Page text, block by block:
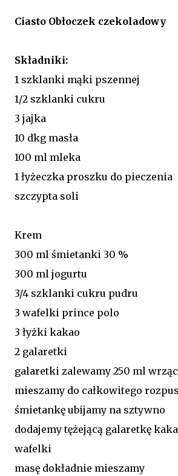
Ciasto Obłoczek czekoladowy
Składniki:
1 szklanki mąki pszennej
1/2 szklanki cukru
3 jajka
10 dkg masła
100 ml mleka
1 łyżeczka proszku do pieczenia
szczypta soli
Krem
300 ml śmietanki 30 %
300 ml jogurtu
3/4 szklanki cukru pudru
3 wafelki prince polo
3 łyżki kakao
2 galaretki
galaretki zalewamy 250 ml
mieszamy do całkowitego
śmietankę ubijamy na sztywno
dodajemy tężejącą galaretkę
wafelki
masę dokładnie mieszamy